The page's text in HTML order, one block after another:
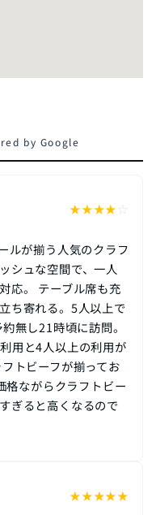
by Google
★★★★
ルが揃う人気のクラフ
シュな空間で、一人
応。 テーブル席も充
ち寄れる。5人以上で
無し21時頃に訪問。
用と4人以上の利用が
トビーフが揃ってお
格ながらクラフトビー
ぎると高くなるので
★★★★★